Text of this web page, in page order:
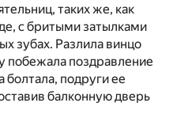
таких же, как
с бритыми затылками
зубах. Разлила винцо
побежала поздравление
болтала, подруги ее
балконную дверь